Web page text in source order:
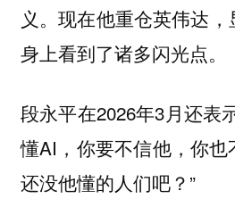
义。现在他重仓英伟达
身上看到了诸多闪光点。
段永平在2026年3月还表
懂AI，你要不信他，你
还没他懂的人们吧？”